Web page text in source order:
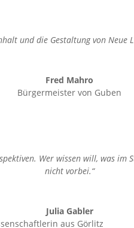
und die Gestaltung von Neue
Fred Mahro
Bürgermeister von Guben
Wer wissen will, was
nicht vorbei.“
Julia Gabler
aus Görlitz